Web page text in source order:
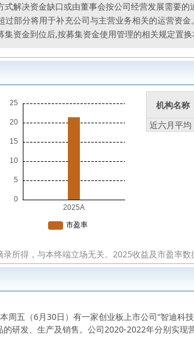
解决资金缺口或由董事会按公司经营发展需要
部分将用于补充公司与主营业务相关的运营资
资金到位后,按募集资金使用管理的相关规定置换
机构名称
近六月平均
所得，与本终端立场无关。2025收益及市盈率
月30日）有一家创业板上市公司“智迪科技
研发、生产及销售。公司2020-2022年分别实